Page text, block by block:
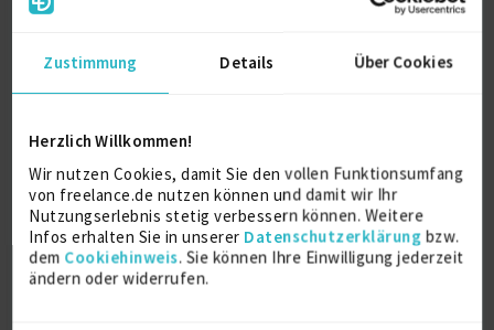
Zustimmung Details Über Cookies
Herzlich Willkommen!
Wir nutzen Cookies, damit Sie den vollen Funktionsumfang
von freelance.de nutzen können und damit wir Ihr
Nutzungserlebnis stetig verbessern können. Weitere
Infos erhalten Sie in unserer Datenschutzerklärung bzw.
dem Cookiehinweis. Sie können Ihre Einwilligung jederzeit
ändern oder widerrufen.
Ausbildung
AI Consultant
Ausbildung
2025
Trainer für angewandte
Kommunikationstechniken und
Veränderungsmodelle
Ausbildung